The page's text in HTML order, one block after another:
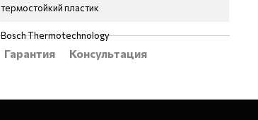
термостойкий пластик
Bosch Thermotechnology
Гарантия Консультация